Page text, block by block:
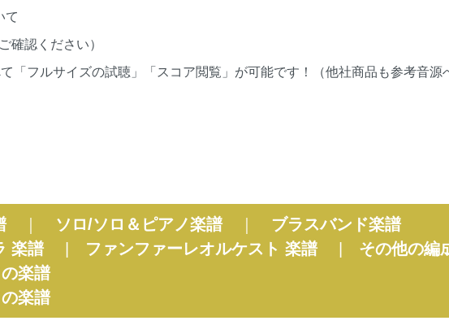
て
確認ください）
「フルサイズの試聴」「スコア閲覧」が可能です！（他社商品も参考音源
｜ ソロ/ソロ＆ピアノ楽譜｜ ブラスバンド楽譜
楽譜| ファンファーレオルケスト 楽譜| その他の編
楽譜
楽譜